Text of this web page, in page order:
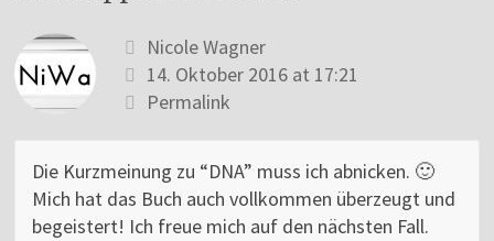
Nicole Wagner
14. Oktober 2016 at 17:21
Permalink
Die Kurzmeinung zu “DNA” muss ich abnicken. 🙂
Mich hat das Buch auch vollkommen überzeugt und
begeistert! Ich freue mich auf den nächsten Fall.